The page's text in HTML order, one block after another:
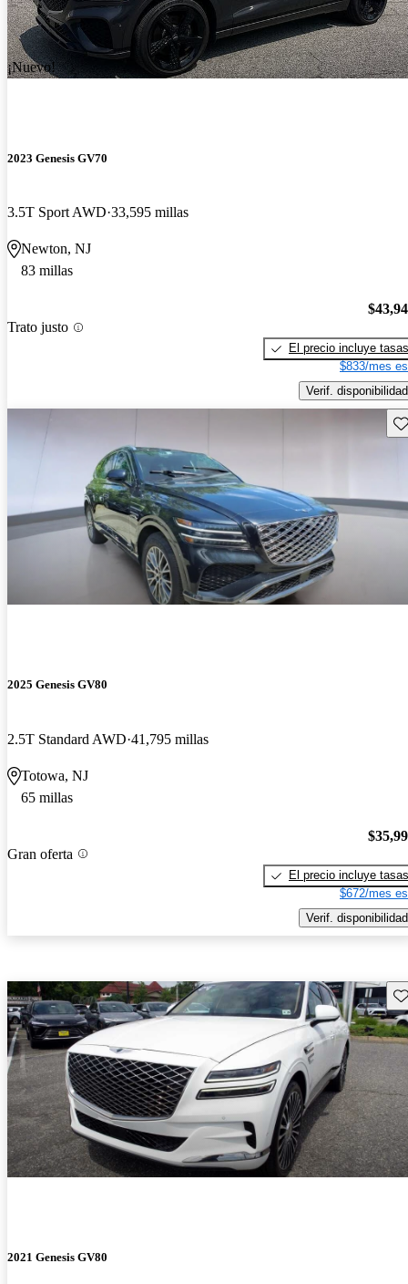
¡Nuevo!
2023 Genesis GV70
3.5T Sport AWD 33,595 millas
Newton, NJ
83 millas
Trato justo
El precio incluye tasas
$833/mes
Verif. disponibilidad
2025 Genesis GV80
2.5T Standard AWD 41,795 millas
Totowa, NJ
65 millas
Gran oferta
El precio incluye tasas
$672/mes
Verif. disponibilidad
2021 Genesis GV80